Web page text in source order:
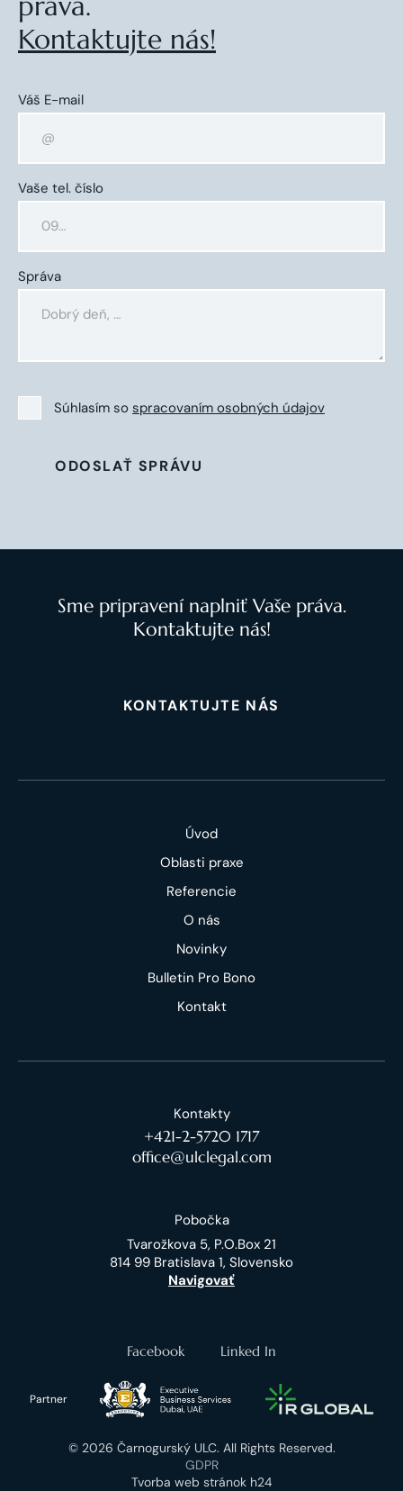
Kontaktujte nás!
Váš E-mail
Vaše tel. číslo
Správa
Súhlasím so spracovaním osobných údajov
ODOSLAŤ SPRÁVU
Sme pripravení naplniť Vaše práva.
Kontaktujte nás!
KONTAKTUJTE NÁS
Úvod
Oblasti praxe
Referencie
O nás
Novinky
Bulletin Pro Bono
Kontakt
Kontakty
+421-2-5720 1717
office@ulclegal.com
Pobočka
Tvarožkova 5, P.O.Box 21
814 99 Bratislava 1, Slovensko
Navigovať
Facebook Linked In
Partner
© 2026 Čarnogurský ULC. All Rights Reserved.
GDPR
Tvorba web stránok h24